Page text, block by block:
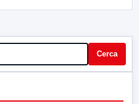
Cerca